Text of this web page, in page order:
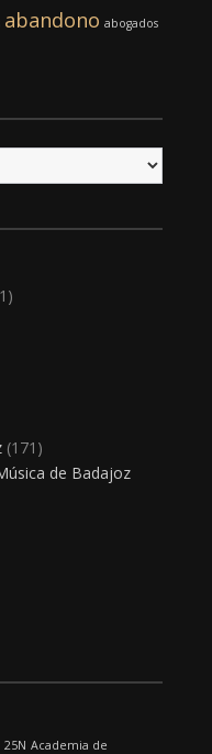
abandono abogados
(171)
de Badajoz
25N Academia de